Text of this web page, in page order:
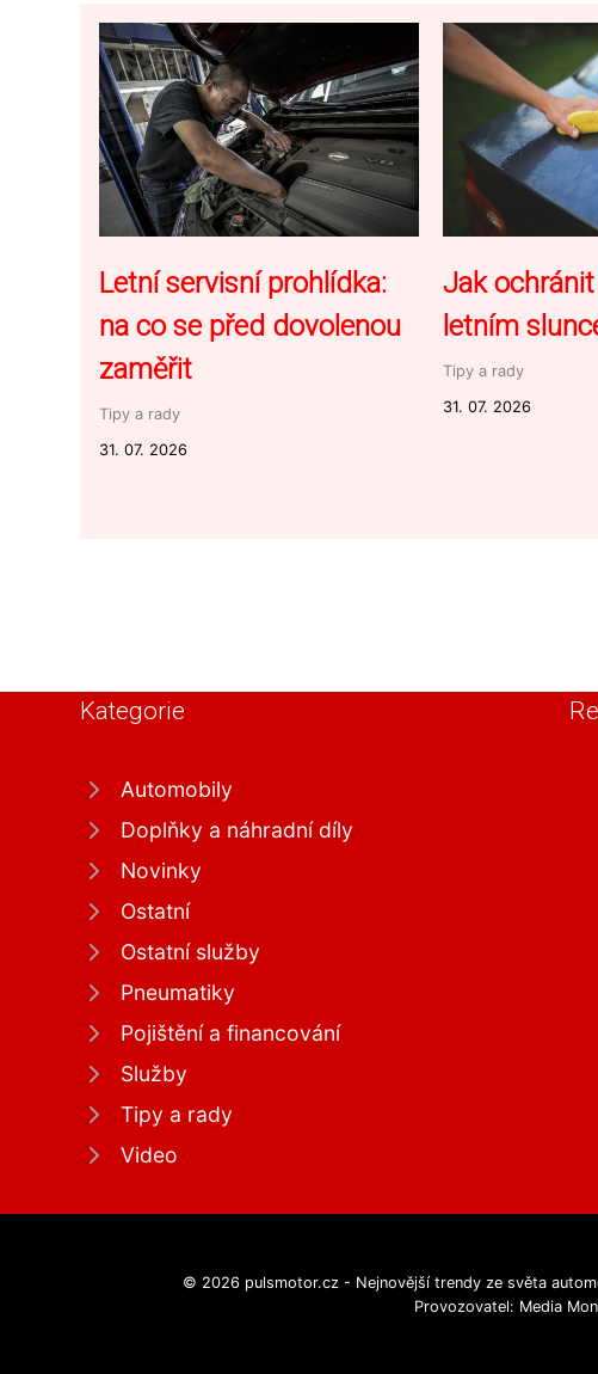
Letní servisní prohlídka:
na co se před dovolenou
zaměřit
Tipy a rady
31. 07. 2026
Jak
letním
Tipy a rady
31. 07. 2026
Kategorie
Automobily
Doplňky a náhradní díly
Novinky
Ostatní
Ostatní služby
Pneumatiky
Pojištění a financování
Služby
Tipy a rady
Video
© 2026 pulsmotor.cz - Nejnovější trendy ze světa
Provozovatel: Media